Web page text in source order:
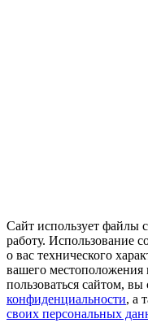
Сайт использует файлы
работу. Использование
о вас технического
вашего
пользоваться сайтом, вы
конфиденциальности, а
своих персональных